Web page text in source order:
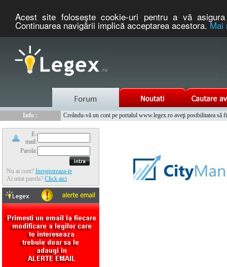
Acest site foloseşte cookie-uri pentru a vă
Continuarea navigării implică acceptarea acestora.Mai
Info :
www.tntauto.ro - Managementul Integrat al Parcului Auto
E-
mail:
Parola:
Nu ai cont? Inregistreaza-te
Ai uitat parola? Click aici